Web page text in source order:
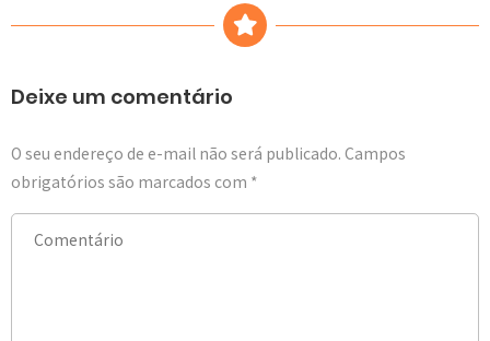
Deixe um comentário
O seu endereço de e-mail não será publicado. Campos
obrigatórios são marcados com *